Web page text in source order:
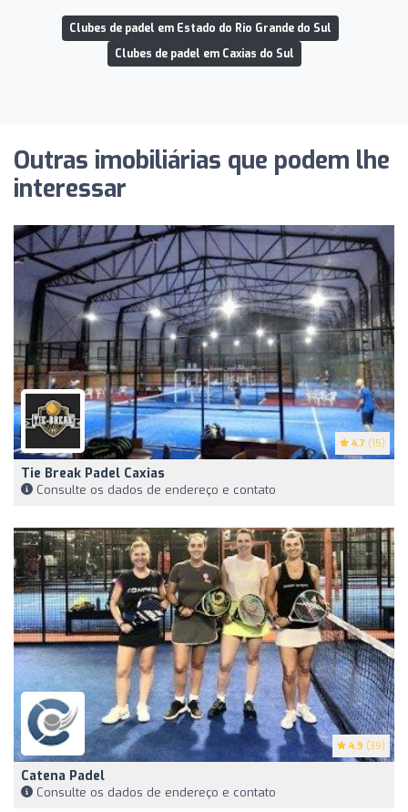
Clubes de padel em Estado do Rio Grande do Sul
Clubes de padel em Caxias do Sul
Outras imobiliárias que podem lhe
interessar
4.7 (15)
Tie Break Padel Caxias
Consulte os dados de endereço e contato
4.9 (39)
Catena Padel
Consulte os dados de endereço e contato